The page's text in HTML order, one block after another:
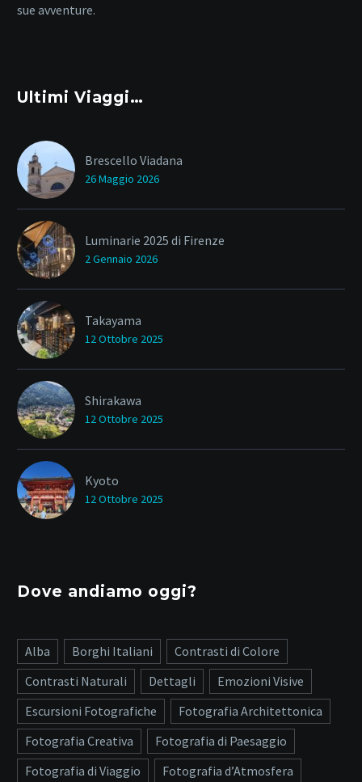
sue avventure.
Ultimi Viaggi…
Brescello Viadana
26 Maggio 2026
Luminarie 2025 di Firenze
2 Gennaio 2026
Takayama
12 Ottobre 2025
Shirakawa
12 Ottobre 2025
Kyoto
12 Ottobre 2025
Dove andiamo oggi?
Alba Borghi Italiani
Contrasti di Colore
Contrasti Naturali
Dettagli
Emozioni Visive
Escursioni Fotografiche
Fotografia Architettonica
Fotografia Creativa
Fotografia di Paesaggio
Fotografia di Viaggio
Fotografia d’Atmosfera